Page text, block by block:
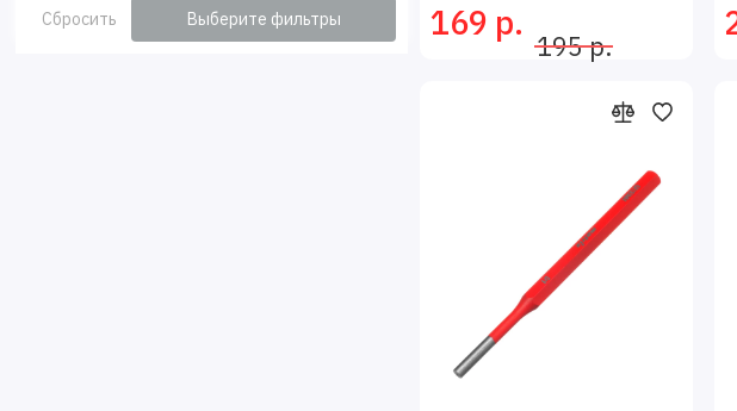
Сбросить Выберите фильтры 169 р.
195 р.